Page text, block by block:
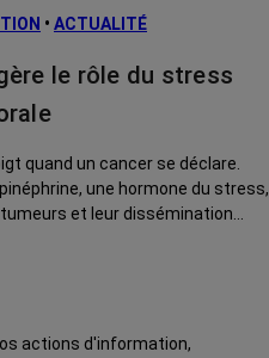
• ACTUALITÉ
le rôle du stress
quand un cancer se déclare.
une hormone du stress,
et leur dissémination
actions d'information,